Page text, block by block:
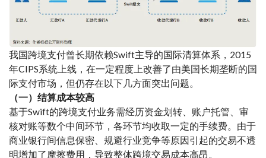
我国跨境支付曾长期依赖Swift主导的国际清算体系，2015
年CIPS系统上线，在一定程度上改善了由美国长期垄断的国
际支付市场，但仍存在以下几方面突出问题。
（一）结算成本较高
基于Swift的跨境支付业务需经历资金划转、账户托管、审
核对账等数个中间环节，各环节均收取一定的手续费。由于
商业银行间信息保密、规避行业竞争等原因引起的交易不透
明增加了摩擦费用，导致整体跨境交易成本高昂。